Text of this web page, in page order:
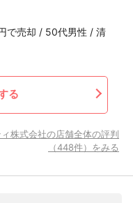
で売却 / 50代男性 / 清
る
株式会社の店舗全体の評判
（448件）をみる